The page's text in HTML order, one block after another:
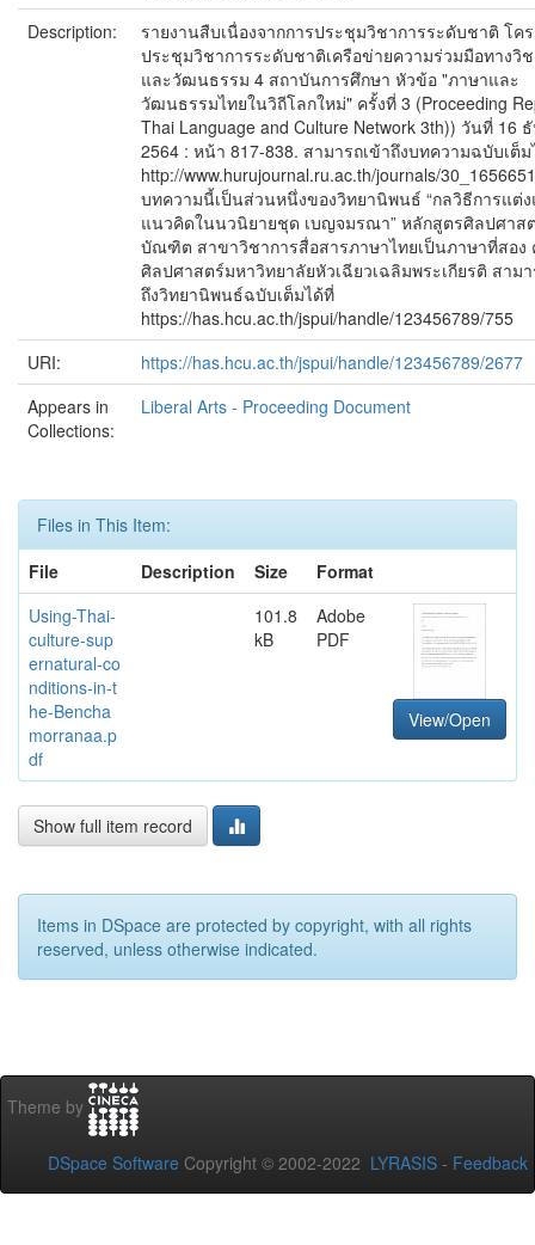
Description:
รายงานสืบเนื่องจากการประชุมวิชาการระดับชาติ โค
ประชุมวิชาการระดับชาติเครือข่ายความร่วมมือทางวิ
และวัฒนธรรม 4 สถาบันการศึกษา หัวข้อ "ภาษาและ
วัฒนธรรมไทยในวิถีโลกใหม่" ครั้งที่ 3 (Proceeding
Thai Language and Culture Network 3th)) วันที่ 16
2564 : หน้า 817-838. สามารถเข้าถึงบทความฉบับเต็
http://www.hurujournal.ru.ac.th/journals/
บทความนี้เป็นส่วนหนึ่งของวิทยานิพนธ์ “กลวิธีการแต่
แนวคิดในนวนิยายชุด เบญจมรณา” หลักสูตรศิลปศาส
บัณฑิต สาขาวิชาการสื่อสารภาษาไทยเป็นภาษาที่สอ
ศิลปศาสตร์มหาวิทยาลัยหัวเฉียวเฉลิมพระเกียรติ สามา
ถึงวิทยานิพนธ์ฉบับเต็มได้ที่
https://has.hcu.ac.th/jspui/handle/123456789/755
URI:
https://has.hcu.ac.th/jspui/handle/123456789/2677
Appears in
Collections:
Liberal Arts - Proceeding Document
Files in This Item:
File
Description Size
Format
Using-Thai-
culture-sup
ernatural-co
nditions-in-t
he-Bencha
morranaa.p
df
101.8
kB
Adobe
PDF
View/Open
Show full item record
Items in DSpace are protected by copyright, with all rights
reserved, unless otherwise indicated.
Theme by
DSpace Software Copyright © 2002-2022 LYRASIS - Feedback